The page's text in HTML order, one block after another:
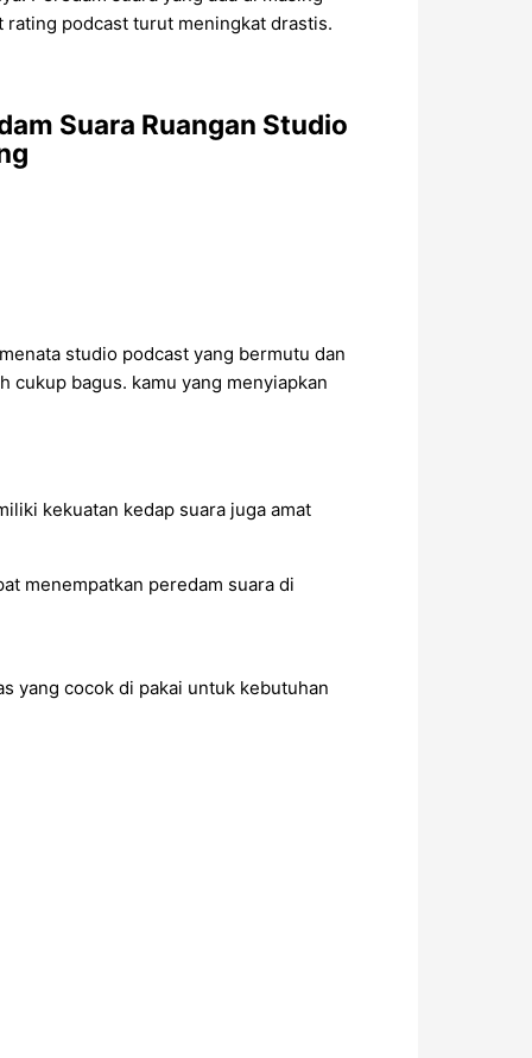
rating podcast turut meningkat drastis.
Suara Ruangan Studio
studio podcast yang bermutu dan
cukup bagus. kamu yang menyiapkan
kekuatan kedap suara juga amat
menempatkan peredam suara di
yang cocok di pakai untuk kebutuhan